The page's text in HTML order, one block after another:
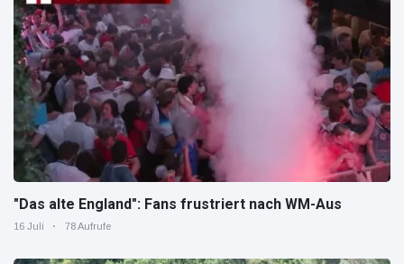
"Das alte England": Fans frustriert nach WM-Aus
16 Juli 78 Aufrufe